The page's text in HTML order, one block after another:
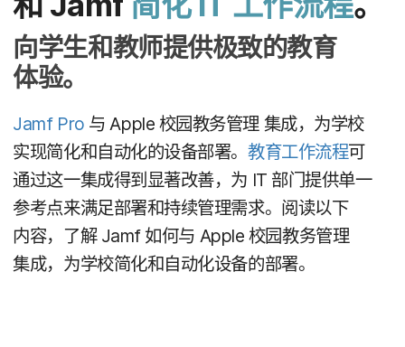
向​学生​和​教师​提供​极致​的​教育​
体验。
Jamf Pro 与 Apple 校园​教务​管理 集成，​为​学校​
实现​简化​和​自动化​的​设备​部署。教育​工作​流程可​
通过​这​一​集成​得到​显著​改善，​为 IT 部门​提供​单一​
参考点​来​满足​部署​和​持续​管理​需求。​阅读​以​下​
内容，​了解Jamf 如何​与 Apple 校园​教务​管理
集成，​为​学校​简化​和​自动化​设备​的​部署。